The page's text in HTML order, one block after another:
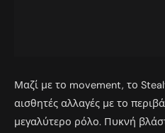
Μαζί με το movement, το
αισθητές αλλαγές με το
μεγαλύτερο ρόλο. Πυκνή